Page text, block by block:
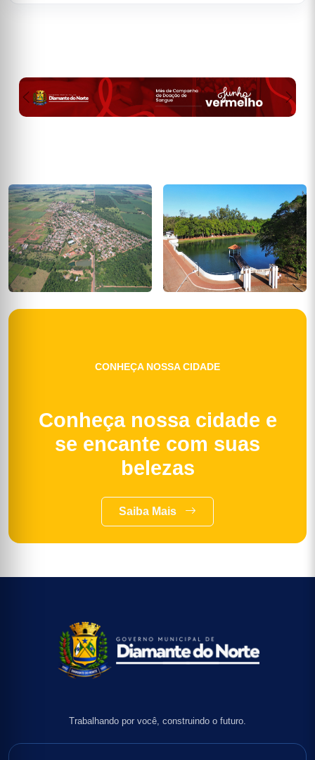
Previous Next
CONHEÇA NOSSA CIDADE
Conheça nossa cidade e
se encante com suas
belezas
Saiba Mais
Trabalhando por você, construindo o futuro.